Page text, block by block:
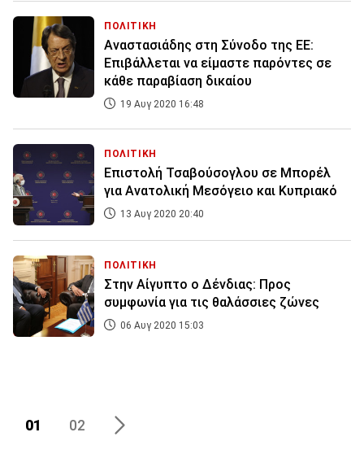
ΠΟΛΙΤΙΚΗ
Αναστασιάδης στη Σύνοδο της ΕΕ:
Επιβάλλεται να είμαστε παρόντες σε
κάθε παραβίαση δικαίου
19 Αυγ 2020 16:48
ΠΟΛΙΤΙΚΗ
Επιστολή Τσαβούσογλου σε Μπορέλ
για Ανατολική Μεσόγειο και Κυπριακό
13 Αυγ 2020 20:40
ΠΟΛΙΤΙΚΗ
Στην Αίγυπτο ο Δένδιας: Προς
συμφωνία για τις θαλάσσιες ζώνες
06 Αυγ 2020 15:03
01 02